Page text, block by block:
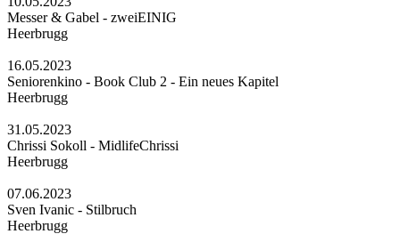
Messer & Gabel - zweiEINIG
Heerbrugg
16.05.2023
Seniorenkino - Book Club 2 - Ein neues Kapitel
Heerbrugg
31.05.2023
Chrissi Sokoll - MidlifeChrissi
Heerbrugg
07.06.2023
Sven Ivanic - Stilbruch
Heerbrugg